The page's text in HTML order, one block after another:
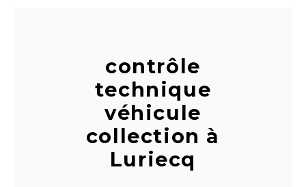
contrôle
technique
véhicule
collection à
Luriecq